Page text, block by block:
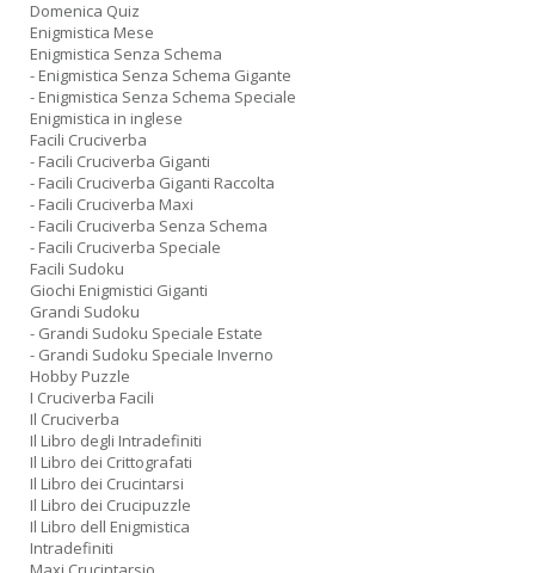
Domenica Quiz
Enigmistica Mese
Enigmistica Senza Schema
- Enigmistica Senza Schema Gigante
- Enigmistica Senza Schema Speciale
Enigmistica in inglese
Facili Cruciverba
- Facili Cruciverba Giganti
- Facili Cruciverba Giganti Raccolta
- Facili Cruciverba Maxi
- Facili Cruciverba Senza Schema
- Facili Cruciverba Speciale
Facili Sudoku
Giochi Enigmistici Giganti
Grandi Sudoku
- Grandi Sudoku Speciale Estate
- Grandi Sudoku Speciale Inverno
Hobby Puzzle
I Cruciverba Facili
Il Cruciverba
Il Libro degli Intradefiniti
Il Libro dei Crittografati
Il Libro dei Crucintarsi
Il Libro dei Crucipuzzle
Il Libro dell Enigmistica
Intradefiniti